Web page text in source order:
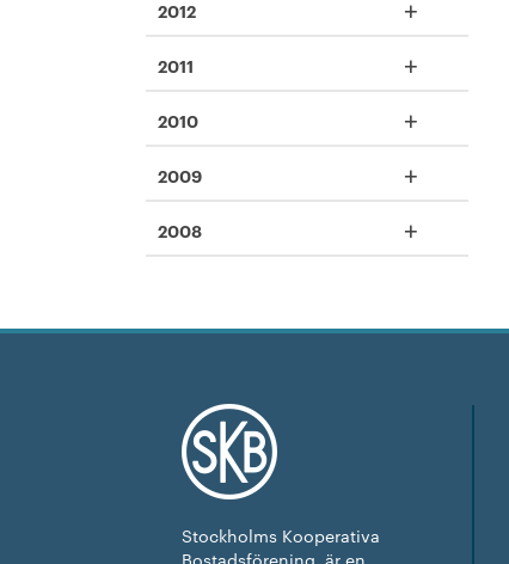
+
2012
+
2011
+
2010
+
2009
+
2008
Stockholms Kooperativa
Bostadsförening, är en